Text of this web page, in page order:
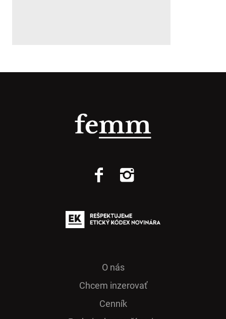
O nás
Chcem inzerovať
Cenník